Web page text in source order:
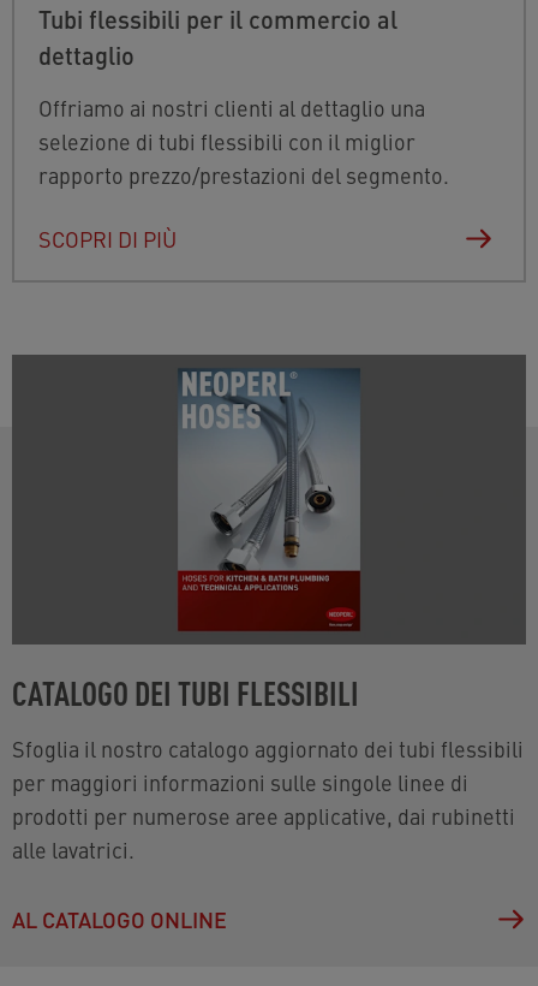
Tubi flessibili per il commercio al
dettaglio
Offriamo ai nostri clienti al dettaglio una
selezione di tubi flessibili con il miglior
rapporto prezzo/prestazioni del segmento.
SCOPRI DI PIÙ
CATALOGO DEI TUBI FLESSIBILI
Sfoglia il nostro catalogo aggiornato dei tubi flessibili
per maggiori informazioni sulle singole linee di
prodotti per numerose aree applicative, dai rubinetti
alle lavatrici.
AL CATALOGO ONLINE